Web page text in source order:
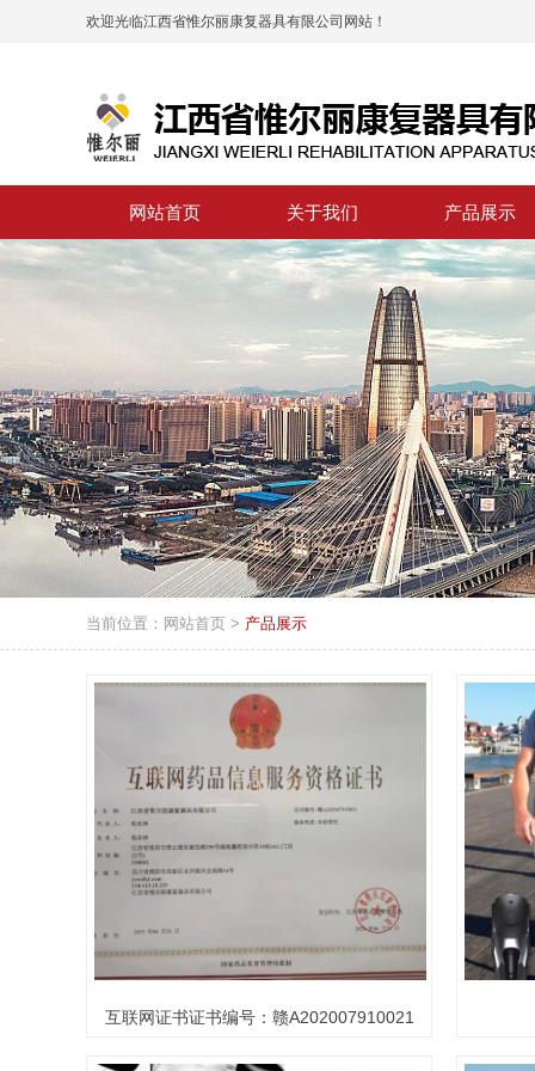
欢迎光临江西省惟尔丽康复器具有限公司网站！
网站首页 关于我们 产品展示
当前位置： 网站首页 > 产品展示
互联网证书证书编号：赣A202007910021